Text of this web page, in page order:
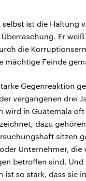
selbst ist die Haltung
Er
die
mächtige Feinde
Gegenreaktion
vergangenen drei
wird in Guatemala oft
dazu
sitzen
Unternehmer, die
betroffen sind. Und
ist so stark, dass sie